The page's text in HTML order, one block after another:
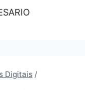
Digitais /